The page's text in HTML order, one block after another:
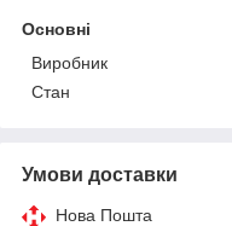
Основні
Виробник
Стан
Умови доставки
Нова Пошта